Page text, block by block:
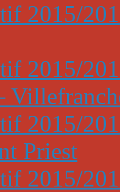
2015/
2015/
2015/
Priest
2015/